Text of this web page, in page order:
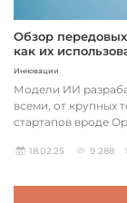
Обзор
как их
Инновации
Модели ИИ
всеми, от крупных
стартапов вроде
18.02.25 9 288